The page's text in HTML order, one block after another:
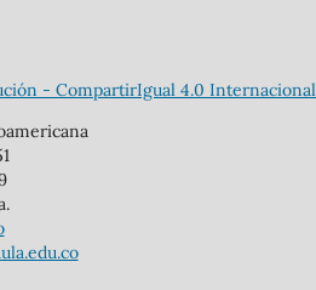
- CompartirIgual 4.0 Internacional